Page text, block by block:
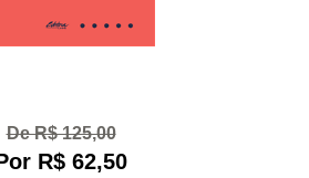
De R$ 125,00
R$ 62,50